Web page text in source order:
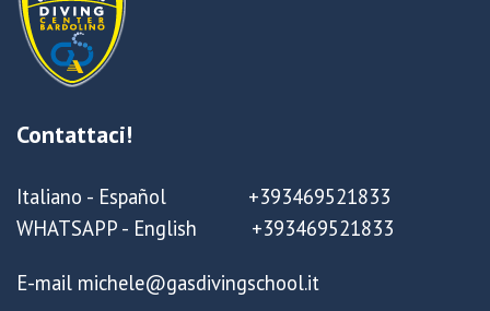
Contattaci!
Italiano - Español +393469521833
WHATSAPP - English +393469521833
E-mail michele@gasdivingschool.it